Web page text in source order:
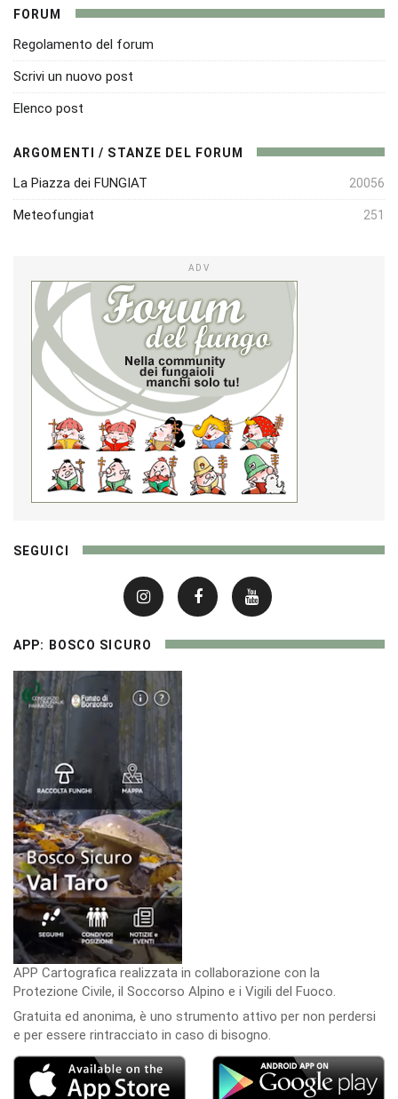
FORUM
Regolamento del forum
Scrivi un nuovo post
Elenco post
ARGOMENTI / STANZE DEL FORUM
La Piazza dei FUNGIAT 20056
Meteofungiat 251
ADV
SEGUICI
APP: BOSCO SICURO
APP Cartografica realizzata in collaborazione con la
Protezione Civile, il Soccorso Alpino e i Vigili del Fuoco.
Gratuita ed anonima, è uno strumento attivo per non perdersi
e per essere rintracciato in caso di bisogno.